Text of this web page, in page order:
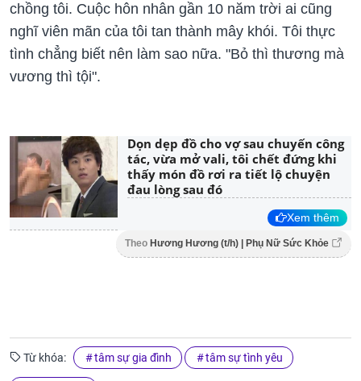
chồng tôi. Cuộc hôn nhân gần 10 năm trời ai cũng
nghĩ viên mãn của tôi tan thành mây khói. Tôi thực
tình chẳng biết nên làm sao nữa. "Bỏ thì thương mà
vương thì tội".
Dọn dẹp đồ cho vợ sau chuyến công
tác, vừa mở vali, tôi chết đứng khi
thấy món đồ rơi ra tiết lộ chuyện
đau lòng sau đó
Xem thêm
Theo Hương Hương (t/h) | Phụ Nữ Sức Khỏe
Từ khóa: tâm sự gia đình tâm sự tình yêu